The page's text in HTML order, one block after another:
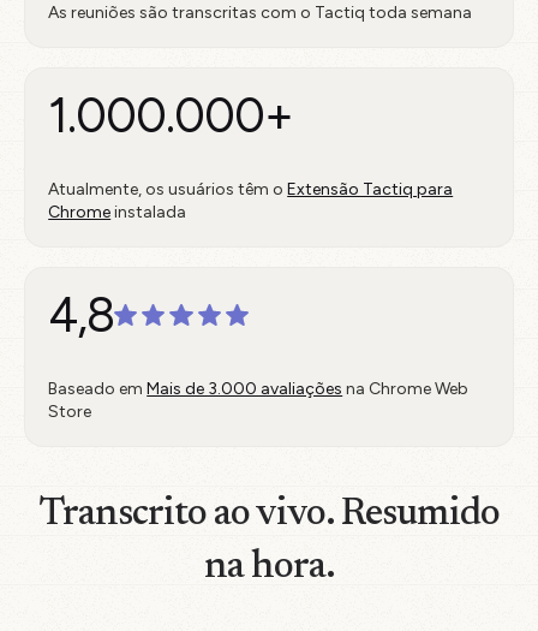
As reuniões são transcritas com o Tactiq toda semana
1.000.000+
Atualmente, os usuários têm oExtensão Tactiq para
Chromeinstalada
4,8
Baseado emMais de 3.000 avaliações na Chrome Web
Store
Transcrito ao vivo. Resumido
na hora.